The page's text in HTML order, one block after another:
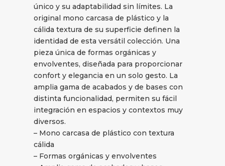
único y su adaptabilidad sin límites. La
original mono carcasa de plástico y la
cálida textura de su superficie definen la
identidad de esta versátil colección. Una
pieza única de formas orgánicas y
envolventes, diseñada para proporcionar
confort y elegancia en un solo gesto. La
amplia gama de acabados y de bases con
distinta funcionalidad, permiten su fácil
integración en espacios y contextos muy
diversos.
– Mono carcasa de plástico con textura
cálida
– Formas orgánicas y envolventes